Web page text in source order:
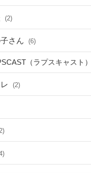
(2)
さん (6)
（ラプスキャスト）
(2)